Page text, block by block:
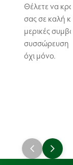
Θέλετε να
σας σε καλή
μερικές
συσσώρευση
όχι μόνο.